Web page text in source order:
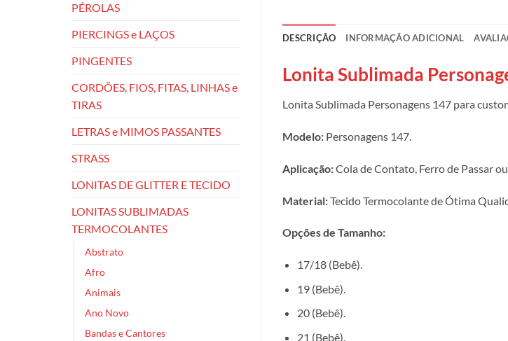
PÉROLAS
PIERCINGS e LAÇOS
PINGENTES
CORDÕES, FIOS, FITAS, LINHAS e
TIRAS
LETRAS e MIMOS PASSANTES
STRASS
LONITAS DE GLITTER E TECIDO
LONITAS SUBLIMADAS
TERMOCOLANTES
Abstrato
Afro
Animais
Ano Novo
Bandas e Cantores
DESCRIÇÃO INFORMAÇÃO ADICIONAL
Lonita Sublimada
Lonita Sublimada Personagens 147 para
Modelo: Personagens 147.
Aplicação:Cola de Contato, Ferro de Passar
Material:Tecido Termocolante de Ótima
Opções de Tamanho:
17/18 (Bebê).
19 (Bebê).
20 (Bebê).
21 (Bebê).